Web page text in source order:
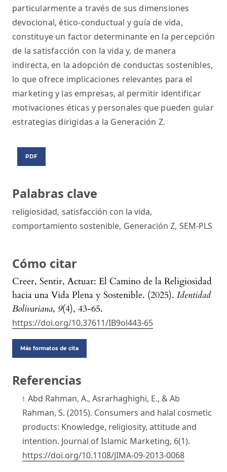
Palabras clave
religiosidad, satisfacción con la vida,
comportamiento sostenible, Generación Z, SEM-PLS
Cómo citar
Creer, Sentir, Actuar: El Camino de la Religiosidad
hacia una Vida Plena y Sostenible. (2025). Identidad
Bolivariana, 9(4), 43-65.
https://doi.org/10.37611/IB9ol443-65
Más formatos de cita
particularmente a través de sus dimensiones
devocional, ético-conductual y guía de vida,
constituye un factor determinante en la percepción
de la satisfacción con la vida y, de manera
indirecta, en la adopción de conductas sostenibles,
lo que ofrece implicaciones relevantes para el
marketing y las empresas, al permitir identificar
motivaciones éticas y personales que pueden guiar
estrategias dirigidas a la Generación Z.
PDF
Referencias
Abd Rahman, A., Asrarhaghighi, E., & Ab
Rahman, S. (2015). Consumers and halal cosmetic
products: Knowledge, religiosity, attitude and
intention. Journal of Islamic Marketing, 6(1).
https://doi.org/10.1108/JIMA-09-2013-0068